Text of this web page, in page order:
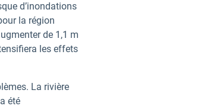
d’inondations
la région
de 1,1 m
les effets
La rivière
été